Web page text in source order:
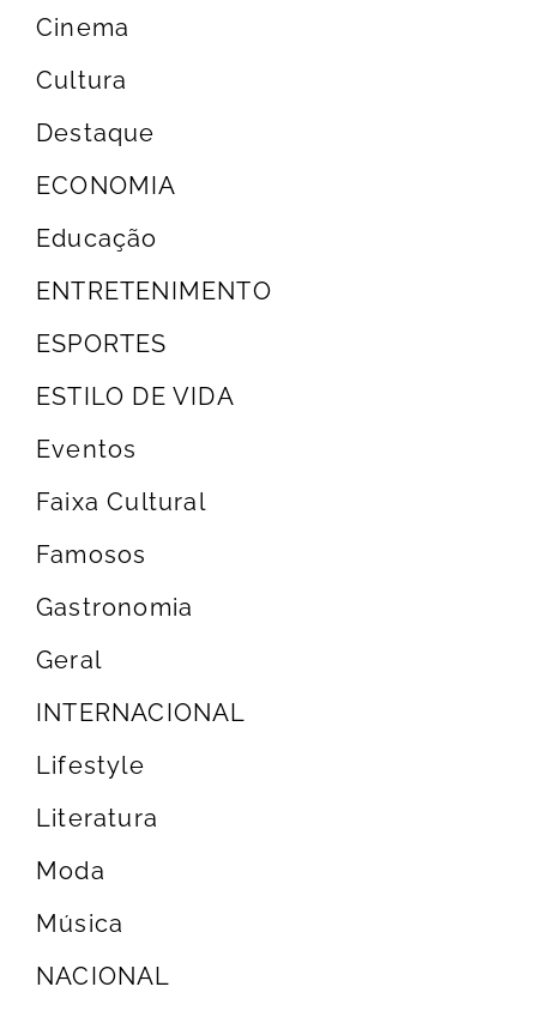
Cinema
Cultura
Destaque
ECONOMIA
Educação
ENTRETENIMENTO
ESPORTES
ESTILO DE VIDA
Eventos
Faixa Cultural
Famosos
Gastronomia
Geral
INTERNACIONAL
Lifestyle
Literatura
Moda
Música
NACIONAL